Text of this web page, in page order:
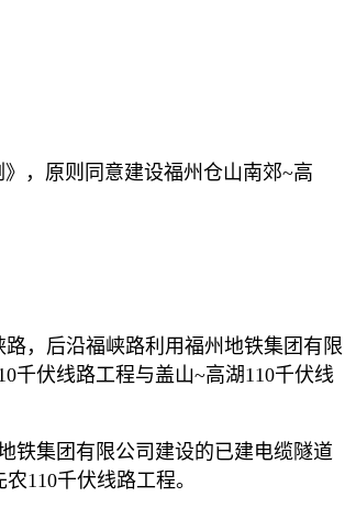
，原则同意建设福州仓山南郊~高
，后沿福峡路利用福州地铁集团有限
千伏线路工程与盖山~高湖110千伏线
铁集团有限公司建设的已建电缆隧道
110千伏线路工程。